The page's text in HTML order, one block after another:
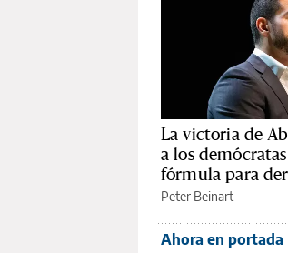
La victoria de
a los
fórmula para
Peter Beinart
Ahora en portada